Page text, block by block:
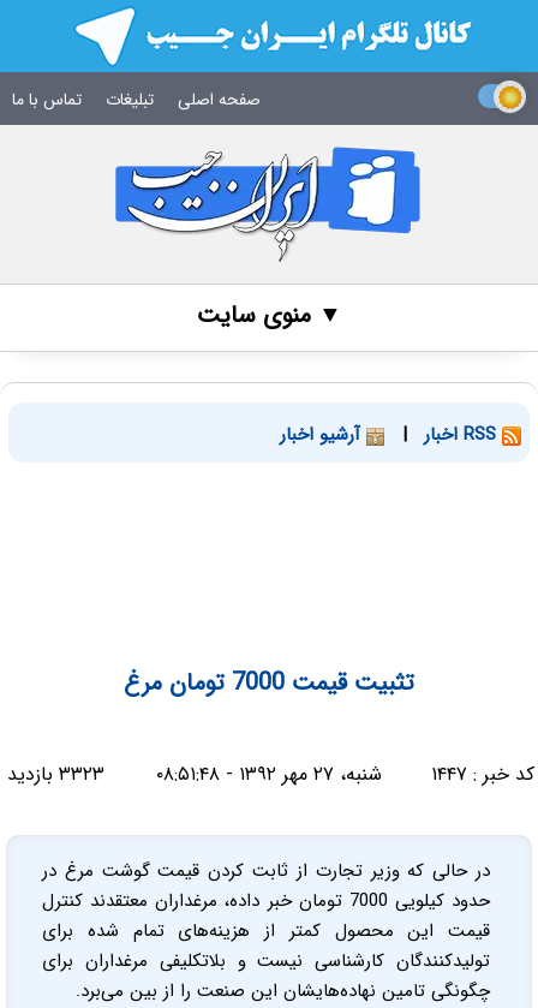
صفحه اصلی تبلیغات تماس با ما
▼ منوی سایت
| آرشیو اخبار
تثبیت قیمت 7000 تومان مرغ
کد خبر : ۱۴۴۷ شنبه، ۲۷ مهر ۱۳۹۲ - ۰۸:۵۱:۴۸ ۳۳۲۳ بازدید
در حالی که وزیر تجارت از ثابت کردن قیمت گوشت مرغ در
حدود کیلویی 7000 تومان خبر داده، مرغداران معتقدند کنترل
قیمت این محصول کمتر از هزینه‌های تمام شده برای
تولیدکنندگان کارشناسی نیست و بلاتکلیفی مرغداران برای
چگونگی تامین نهاده‌هایشان این صنعت را از بین می‌برد.